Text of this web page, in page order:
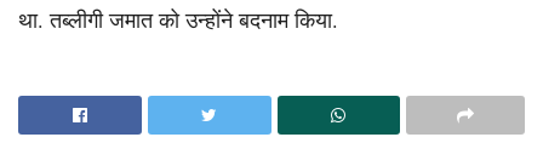
था. तब्लीगी जमात को उन्होंने बदनाम किया.